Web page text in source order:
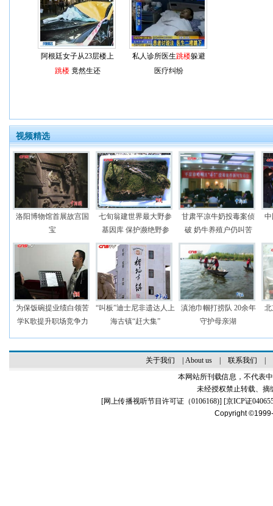
阿根廷女子从23层楼上
跳楼竟然生还
私人诊所医生跳楼躲避
医疗纠纷
视频精选
洛阳博物馆首展故宫国
宝
七旬翁建世界最大野参
基因库 保护濒绝野参
甘肃平凉牛奶投毒案侦
破 奶牛养殖户仍叫苦
为保饭碗提业绩白领苦
学K歌提升职场竞争力
“叫板”迪士尼非遗达人上
海古镇“赶大集”
滇池巾帼打捞队 20余年
守护母亲湖
关于我们 About us| 联系我们
本网站所刊载信息，不代表
未经授权禁止转载、摘
[网上传播视听节目许可证（0106168)] [京ICP证
Copyright